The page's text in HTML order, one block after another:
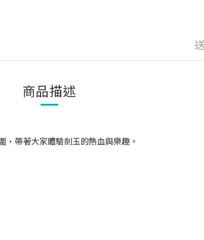
商品描述
帶著大家體驗劍玉的熱血與樂趣。